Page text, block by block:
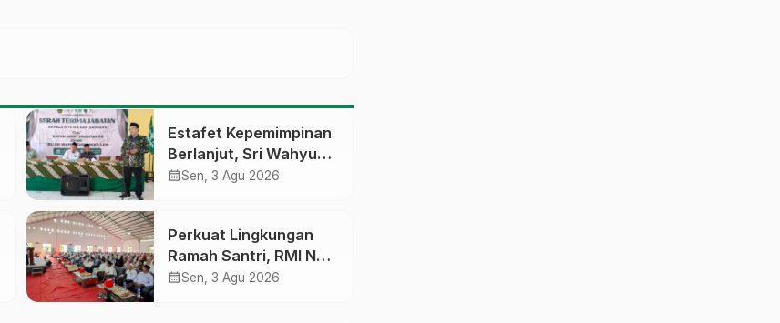
Estafet Kepemimpinan
Berlanjut, Sri Wahyu
Susilowati Resmi
calendar_monthSen, 3 Agu 2026
Perkuat Lingkungan
Ramah Santri, RMI NU
Gelar ‘Sambang
calendar_monthSen, 3 Agu 2026